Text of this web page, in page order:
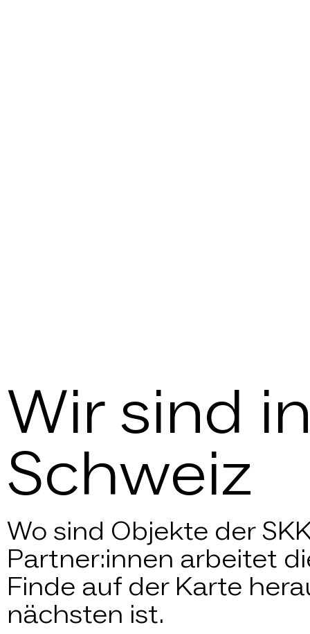
Wir sind
Schweiz
Wo sind Objekte der
Partner:innen arbeitet
Finde auf der Karte
nächsten ist.